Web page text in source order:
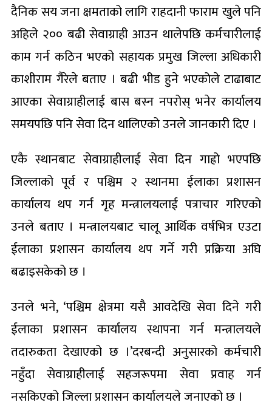
दैनिक सय जना क्षमताको लागि राहदानी फाराम खुले पनि
अहिले २०० बढी सेवाग्राही आउन थालेपछि कर्मचारीलाई
काम गर्न कठिन भएको सहायक प्रमुख जिल्ला अधिकारी
काशीराम गैरेले बताए । बढी भीड हुने भएकोले टाढाबाट
आएका सेवाग्राहीलाई बास बस्न नपरोस् भनेर कार्यालय
समयपछि पनि सेवा दिन थालिएको उनले जानकारी दिए ।
एकै स्थानबाट सेवाग्राहीलाई सेवा दिन गाह्रो भएपछि
जिल्लाको पूर्व र पश्चिम २ स्थानमा ईलाका प्रशासन
कार्यालय थप गर्न गृह मन्त्रालयलाई पत्राचार गरिएको
उनले बताए । मन्त्रालयबाट चालू आर्थिक वर्षभित्र एउटा
ईलाका प्रशासन कार्यालय थप गर्ने गरी प्रक्रिया अघि
बढाइसकेको छ ।
उनले भने, ‘पश्चिम क्षेत्रमा यसै आवदेखि सेवा दिने गरी
ईलाका प्रशासन कार्यालय स्थापना गर्न मन्त्रालयले
तदारुकता देखाएको छ ।’दरबन्दी अनुसारको कर्मचारी
नहुँदा सेवाग्राहीलाई सहजरूपमा सेवा प्रवाह गर्न
नसकिएको जिल्ला प्रशासन कार्यालयले जनाएको छ ।